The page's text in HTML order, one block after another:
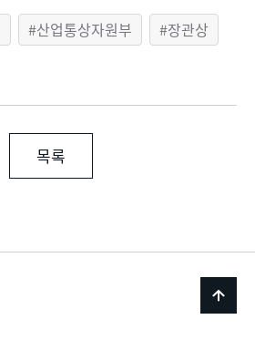
산업통상자원부
장관상
목록
back